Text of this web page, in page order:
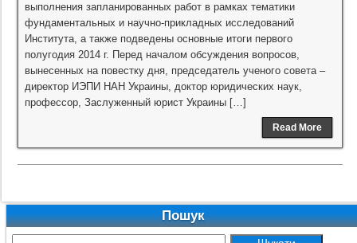
выполнения запланированных работ в рамках тематики
фундаментальных и научно-прикладных исследований
Института, а также подведены основные итоги первого
полугодия 2014 г. Перед началом обсуждения вопросов,
вынесенных на повестку дня, председатель ученого совета –
директор ИЭПИ НАН Украины, доктор юридических наук,
профессор, Заслуженный юрист Украины […]
Read More
Пошук